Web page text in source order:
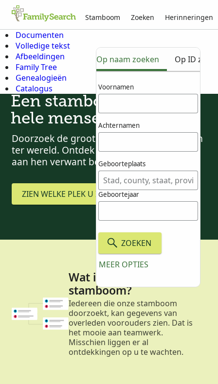
Stamboom Zoeken Herinneringen
Documenten
Volledige tekst
Afbeeldingen
Family Tree
Genealogieën
Catalogus
Een stamboom voor de
hele menselijke familie
Doorzoek de grootste gedeelde stamboom
ter wereld. Ontdek voorouders en hoe u
aan hen verwant bent.
ZIEN WELKE PLEK U INNEEMT
Op naam zoeken Op ID
Voornamen
Achternamen
Geboorteplaats
Geboortejaar
ZOEKEN
MEER OPTIES
Wat is een gedeelde
stamboom?
Iedereen die onze stamboom
doorzoekt, kan gegevens van
overleden voorouders zien. Dat is
het mooie aan teamwerk.
Misschien liggen er al
ontdekkingen op u te wachten.